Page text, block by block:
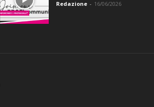
Redazione - 16/06/2026